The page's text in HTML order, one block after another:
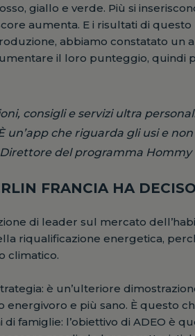
giallo e verde. Più si
aumenta. E i risultati di
abbiamo constatato un
il loro punteggio, quindi
consigli e servizi ultra
un’app che riguarda gli usi e
del programma Hommy
FRANCIA HA
di leader sul mercato
riqualificazione energetica,
climatico.
è un’ulteriore
energivoro e più sano. È questo
di famiglie: l’obiettivo di ADEO è